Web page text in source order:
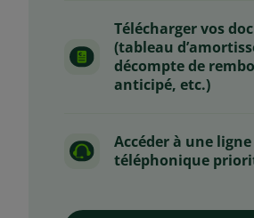
Télécharger vos
(tableau
décompte de
anticipé, etc.)
Accéder à une
téléphonique